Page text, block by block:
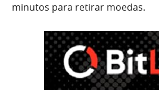
minutos para retirar moedas.